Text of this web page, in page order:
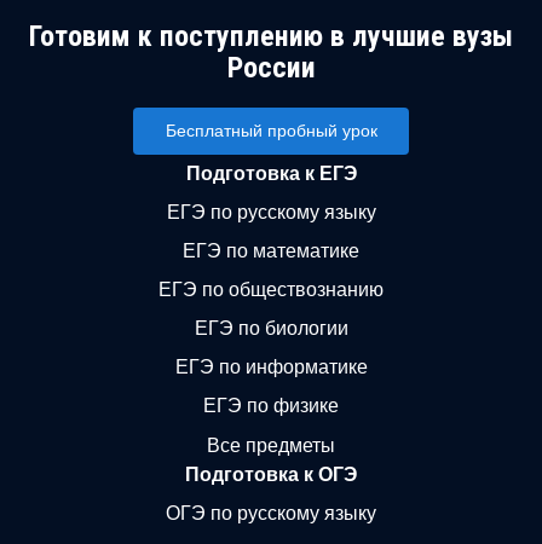
Готовим к поступлению в лучшие вузы
России
Бесплатный пробный урок
Подготовка к ЕГЭ
ЕГЭ по русскому языку
ЕГЭ по математике
ЕГЭ по обществознанию
ЕГЭ по биологии
ЕГЭ по информатике
ЕГЭ по физике
Все предметы
Подготовка к ОГЭ
ОГЭ по русскому языку